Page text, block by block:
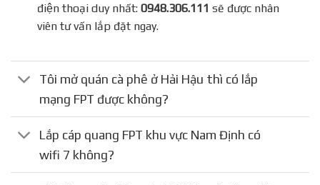
điện thoại duy nhất:0948.306.111 sẽ được nhân
viên tư vấn lắp đặt ngay.
Tôi mở quán cà phê ở Hải Hậu thì có lắp
mạng FPT được không?
Lắp cáp quang FPT khu vực Nam Định có
wifi 7 không?